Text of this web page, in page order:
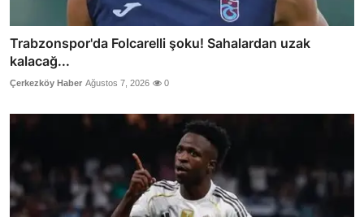
Trabzonspor'da Folcarelli şoku! Sahalardan uzak
kalacağ...
Çerkezköy Haber Ağustos 7, 2026 0